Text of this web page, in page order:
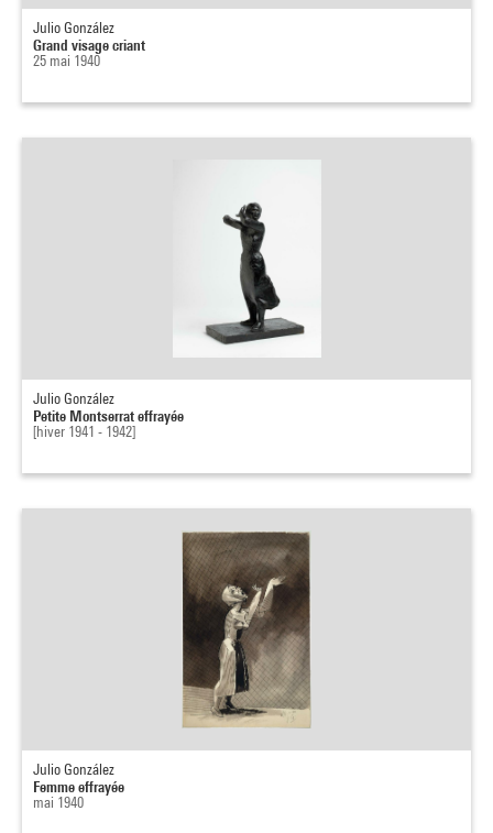
Julio González
Grand visage criant
25 mai 1940
Julio González
Petite Montserrat effrayée
[hiver 1941 - 1942]
Julio González
Femme effrayée
mai 1940